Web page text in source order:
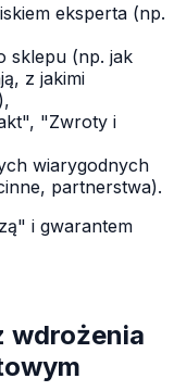
eksperta (np.
sklepu (np. jak
z jakimi
"Zwroty i
wiarygodnych
partnerstwa).
i gwarantem
wdrożenia